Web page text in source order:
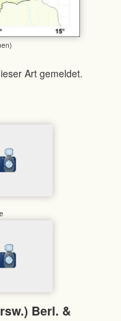
Art gemeldet.
Berl. &